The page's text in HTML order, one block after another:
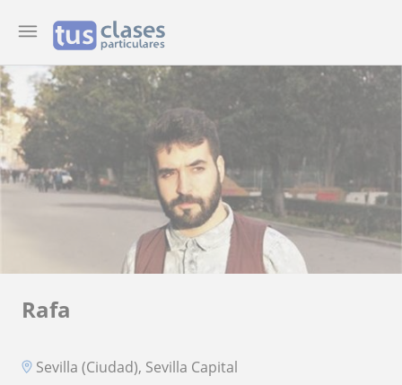
Rafa
Sevilla (Ciudad), Sevilla Capital